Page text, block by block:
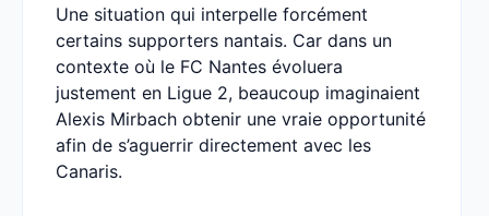
Une situation qui interpelle forcément
certains supporters nantais. Car dans un
contexte où le FC Nantes évoluera
justement en Ligue 2, beaucoup imaginaient
Alexis Mirbach obtenir une vraie opportunité
afin de s’aguerrir directement avec les
Canaris.